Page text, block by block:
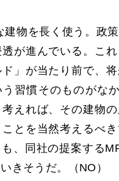
物を長く使う。政
が進んでいる。こ
」が当たり前で、
う習慣そのものがな
考えれば、その建物
とを当然考えるべ
も、同社の提案する
きそうだ。（NO）